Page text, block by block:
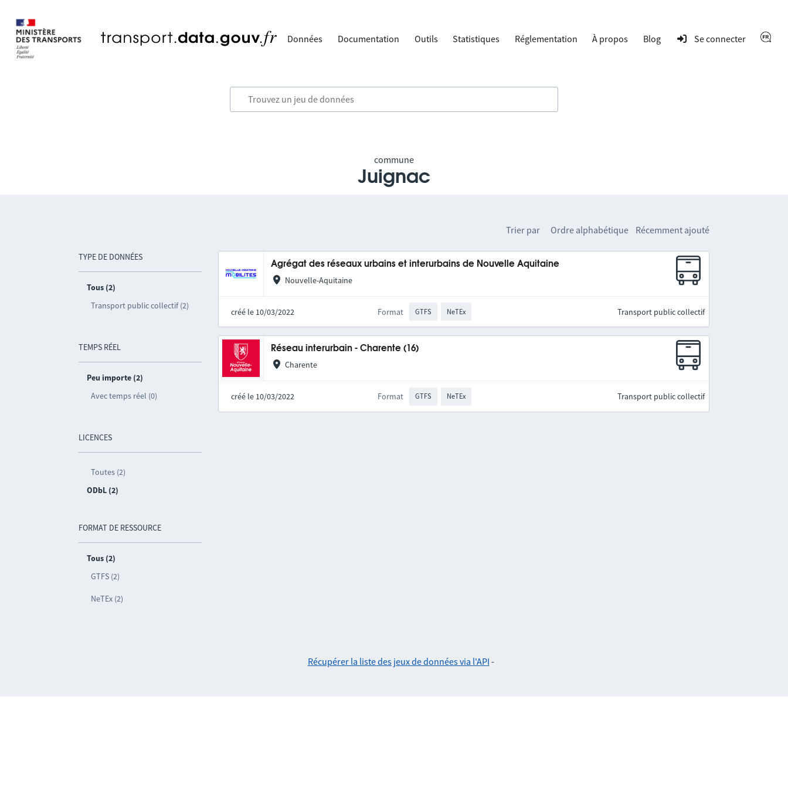
Données Documentation Outils Statistiques Réglementation À propos Blog Se connecter
commune
Juignac
TYPE DE DONNÉES
Tous (2)
Transport public collectif (2)
TEMPS RÉEL
Peu importe (2)
Avec temps réel (0)
LICENCES
Toutes (2)
ODbL (2)
FORMAT DE RESSOURCE
Tous (2)
GTFS (2)
NeTEx (2)
Trier par Ordre alphabétique Récemment ajouté
Agrégat des réseaux urbains et interurbains de Nouvelle Aquitaine
Nouvelle-Aquitaine
créé le 10/03/2022 Format GTFS NeTEx Transport public collectif
Réseau interurbain - Charente (16)
Charente
créé le 10/03/2022 Format GTFS NeTEx Transport public collectif
Récupérer la liste des jeux de données via l'API -